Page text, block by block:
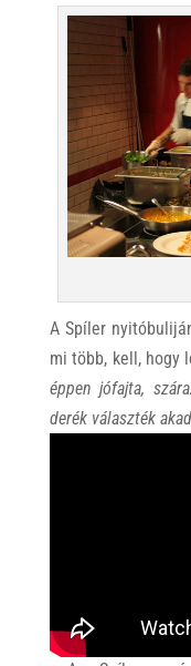
A Spíler
mi több, kell, hogy
éppen jófajta,
derék választék